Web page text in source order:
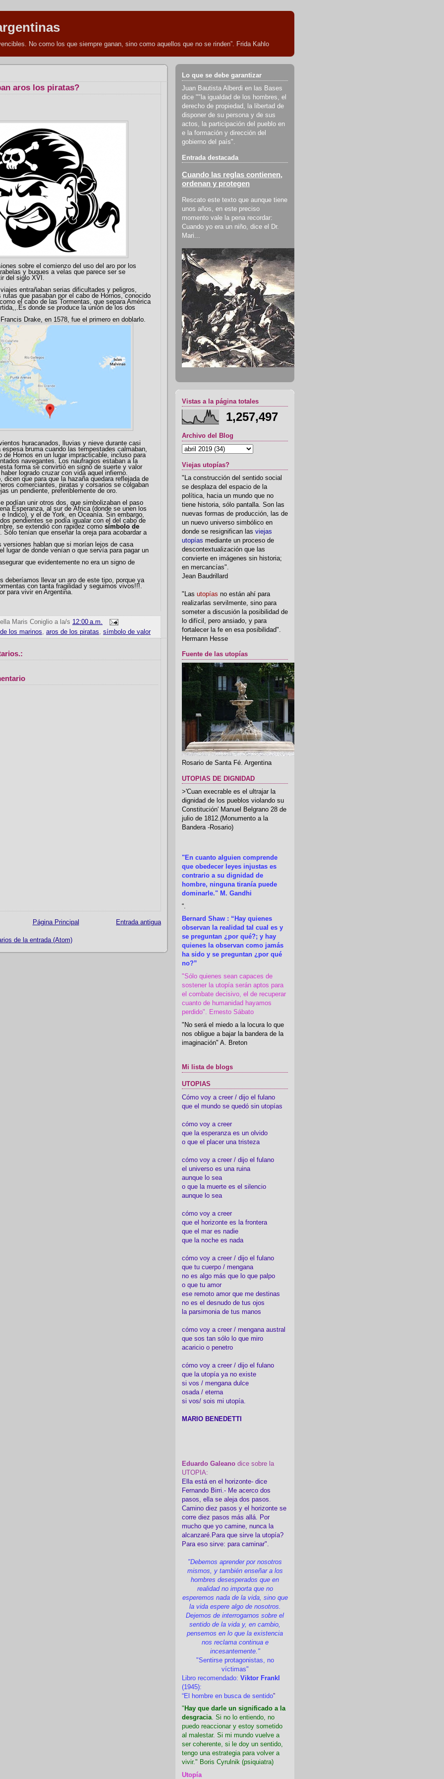
No como los que siempre ganan, sino como aquellos que no se rinden”. Frida Kahlo
aros los piratas?
sobre el comienzo del uso del aro por los
y buques a velas que parece ser se
del siglo XVI.
entrañaban serias dificultades y peligros,
rutas que pasaban por el cabo de Hornos, conocido
el cabo de las Tormentas, que separa América
donde se produce la unión de los dos
Drake, en 1578, fue el primero en doblarlo.
huracanados, lluvias y nieve durante casi
bruma cuando las tempestades calmaban,
de Hornos en un lugar impracticable, incluso para
navegantes. Los naufragios estaban a la
forma se convirtió en signo de suerte y valor
logrado cruzar con vida aquel infierno.
dicen que para que la hazaña quedara reflejada de
comerciantes, piratas y corsarios se colgaban
un pendiente, preferiblemente de oro.
podían unir otros dos, que simbolizaban el paso
Esperanza, al sur de África (donde se unen los
Indico), y el de York, en Oceanía. Sin embargo,
pendientes se podía igualar con el del cabo de
se extendió con rapidez como símbolo de
Sólo tenían que enseñar la oreja para acobardar a
versiones hablan que si morían lejos de casa
el lugar de donde venían o que servía para pagar un
que evidentemente no era un signo de
deberíamos llevar un aro de este tipo, porque ya
con tanta fragilidad y seguimos vivos!!!.
para vivir en Argentina.
Maris Coniglio a la/s 12:00 a.m.
los marinos, aros de los piratas, símbolo de valor
Entrada antigua
Página Principal
de la entrada (Atom)
Lo que se debe garantizar
Juan Bautista Alberdi en las Bases
dice ""la igualdad de los hombres, el
derecho de propiedad, la libertad de
disponer de su persona y de sus
actos, la participación del pueblo en
e la formación y dirección del
gobierno del país".
Entrada destacada
Cuando las reglas contienen,
ordenan y protegen
Rescato este texto que aunque tiene
unos años, en este preciso
momento vale la pena recordar:
Cuando yo era un niño, dice el Dr.
Mari...
Vistas a la página totales
1,257,497
Archivo del Blog
Viejas utopías?
"La construcción del sentido social
se desplaza del espacio de la
política, hacia un mundo que no
tiene historia, sólo pantalla. Son las
nuevas formas de producción, las de
un nuevo universo simbólico en
donde se resignifican las viejas
utopías mediante un proceso de
descontextualización que las
convierte en imágenes sin historia;
en mercancías".
Jean Baudrillard
"Las utopías no están ahí para
realizarlas servilmente, sino para
someter a discusión la posibilidad de
lo difícil, pero ansiado, y para
fortalecer la fe en esa posibilidad".
Hermann Hesse
Fuente de las utopías
Rosario de Santa Fé. Argentina
UTOPIAS DE DIGNIDAD
>'Cuan execrable es el ultrajar la
dignidad de los pueblos violando su
Constitución' Manuel Belgrano 28 de
julio de 1812.(Monumento a la
Bandera -Rosario)
"En cuanto alguien comprende
que obedecer leyes injustas es
contrario a su dignidad de
hombre, ninguna tiranía puede
dominarle." M. Gandhi
“.
Bernard Shaw : “Hay quienes
observan la realidad tal cual es y
se preguntan ¿por qué?; y hay
quienes la observan como jamás
ha sido y se preguntan ¿por qué
no?”
"Sólo quienes sean capaces de
sostener la utopía serán aptos para
el combate decisivo, el de recuperar
cuanto de humanidad hayamos
perdido". Ernesto Sábato
"No será el miedo a la locura lo que
nos obligue a bajar la bandera de la
imaginación" A. Breton
Mi lista de blogs
UTOPIAS
Cómo voy a creer / dijo el fulano
que el mundo se quedó sin utopías
cómo voy a creer
que la esperanza es un olvido
o que el placer una tristeza
cómo voy a creer / dijo el fulano
el universo es una ruina
aunque lo sea
o que la muerte es el silencio
aunque lo sea
cómo voy a creer
que el horizonte es la frontera
que el mar es nadie
que la noche es nada
cómo voy a creer / dijo el fulano
que tu cuerpo / mengana
no es algo más que lo que palpo
o que tu amor
ese remoto amor que me destinas
no es el desnudo de tus ojos
la parsimonia de tus manos
cómo voy a creer / mengana austral
que sos tan sólo lo que miro
acaricio o penetro
cómo voy a creer / dijo el fulano
que la utopía ya no existe
si vos / mengana dulce
osada / eterna
si vos/ sois mi utopía.
MARIO BENEDETTI
Eduardo Galeano dice sobre la
UTOPIA:
Ella está en el horizonte- dice
Fernando Birri.- Me acerco dos
pasos, ella se aleja dos pasos.
Camino diez pasos y el horizonte se
corre diez pasos más allá. Por
mucho que yo camine, nunca la
alcanzaré.Para que sirve la utopía?
Para eso sirve: para caminar".
"Debemos aprender por nosotros
mismos, y también enseñar a los
hombres desesperados que en
realidad no importa que no
esperemos nada de la vida, sino que
la vida espere algo de nosotros.
Dejemos de interrogarnos sobre el
sentido de la vida y, en cambio,
pensemos en lo que la existencia
nos reclama continua e
incesantemente."
"Sentirse protagonistas, no
víctimas"
Libro recomendado: Viktor Frankl
(1945):
“El hombre en busca de sentido”
" Hay que darle un significado a la
desgracia. Si no lo entiendo, no
puedo reaccionar y estoy sometido
al malestar. Si mi mundo vuelve a
ser coherente, si le doy un sentido,
tengo una estrategia para volver a
vivir." Boris Cyrulnik (psiquiatra)
Utopía